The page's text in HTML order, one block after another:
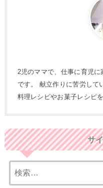
2児のママで、仕事に育児
です。 献立作りに苦労して
料理レシピやお菓子レシピ
サ